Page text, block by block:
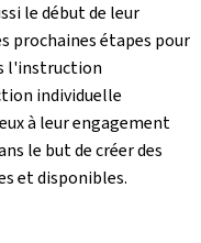
le début de leur
prochaines étapes pour
l'instruction
individuelle
à leur engagement
le but de créer des
et disponibles.